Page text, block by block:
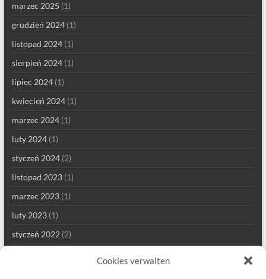
Cookies verwalten
marzec 2025 (1)
grudzień 2024(1)
listopad 2024(1)
sierpień 2024(1)
lipiec 2024(1)
kwiecień 2024(1)
marzec 2024(1)
luty 2024(1)
styczeń 2024(2)
listopad 2023(1)
marzec 2023(1)
luty 2023(1)
styczeń 2022(2)